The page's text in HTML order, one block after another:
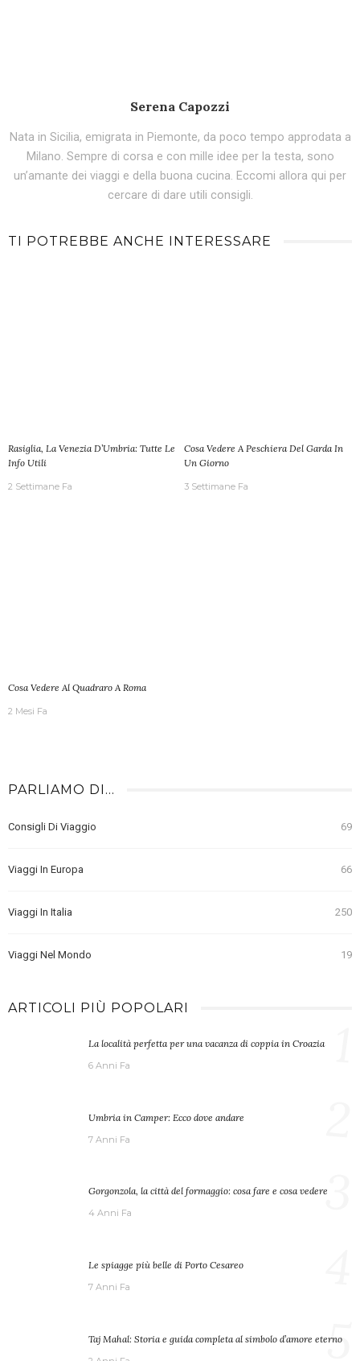
Serena Capozzi
Nata in Sicilia, emigrata in Piemonte, da poco tempo approdata a
Milano. Sempre di corsa e con mille idee per la testa, sono
un’amante dei viaggi e della buona cucina. Eccomi allora qui per
cercare di dare utili consigli.
TI POTREBBE ANCHE INTERESSARE
Rasiglia, La Venezia D’Umbria: Tutte Le
Info Utili
2 Settimane Fa
Cosa Vedere A Peschiera Del Garda In
Un Giorno
3 Settimane Fa
Cosa Vedere Al Quadraro A Roma
2 Mesi Fa
PARLIAMO DI…
Consigli Di Viaggio 69
Viaggi In Europa 66
Viaggi In Italia 250
Viaggi Nel Mondo 19
ARTICOLI PIÙ POPOLARI
La località perfetta per una vacanza di coppia in Croazia
6 Anni Fa
Umbria in Camper: Ecco dove andare
7 Anni Fa
Gorgonzola, la città del formaggio: cosa fare e cosa vedere
4 Anni Fa 3
Le spiagge più belle di Porto Cesareo
7 Anni Fa
Taj Mahal: Storia e guida completa al simbolo d’amore eterno
5